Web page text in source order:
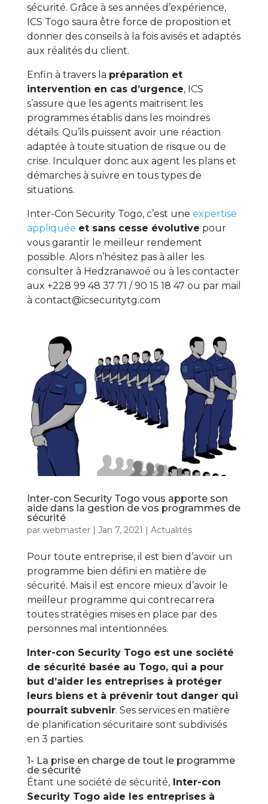
sécurité. Grâce à ses années d’expérience,
ICS Togo saura être force de proposition et
donner des conseils à la fois avisés et adaptés
aux réalités du client.
Enfin à travers la préparation et
intervention en cas d’urgence, ICS
s’assure que les agents maitrisent les
programmes établis dans les moindres
détails. Qu’ils puissent avoir une réaction
adaptée à toute situation de risque ou de
crise. Inculquer donc aux agent les plans et
démarches à suivre en tous types de
situations.
Inter-Con Security Togo, c’est une expertise
appliquée et sans cesse évolutive pour
vous garantir le meilleur rendement
possible. Alors n’hésitez pas à aller les
consulter à Hedzranawoé ou à les contacter
aux +228 99 48 37 71 / 90 15 18 47 ou par mail
à contact@icsecuritytg.com
Inter-con Security Togo vous apporte son
aide dans la gestion de vos programmes de
sécurité
par webmaster| Jan 7, 2021 | Actualités
Pour toute entreprise, il est bien d’avoir un
programme bien défini en matière de
sécurité. Mais il est encore mieux d’avoir le
meilleur programme qui contrecarrera
toutes stratégies mises en place par des
personnes mal intentionnées.
Inter-con Security Togo est une société
de sécurité basée au Togo, qui a pour
but d’aider les entreprises à protéger
leurs biens et à prévenir tout danger qui
pourrait subvenir. Ses services en matière
de planification sécuritaire sont subdivisés
en 3 parties.
1- La prise en charge de tout le programme
de sécurité
Étant une société de sécurité,Inter-con
Security Togo aide les entreprises à